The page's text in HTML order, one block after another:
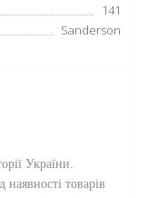
141
Sanderson
України.
товарів